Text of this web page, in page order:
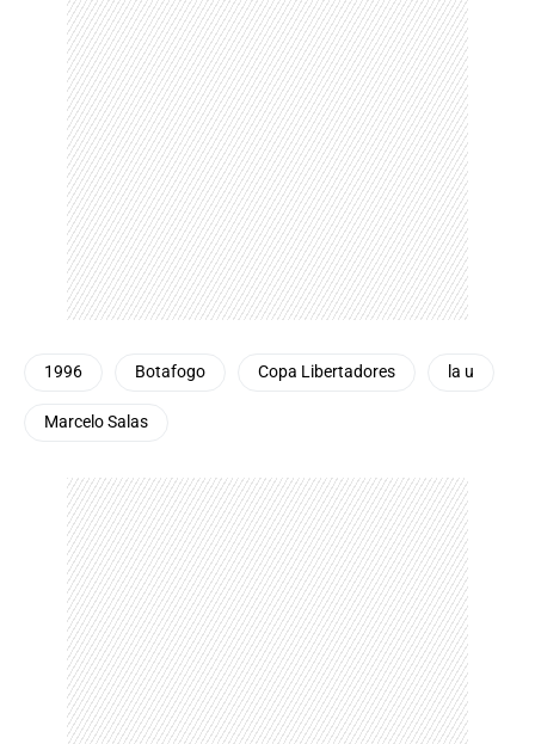
1996 Botafogo Copa Libertadores la u
Marcelo Salas